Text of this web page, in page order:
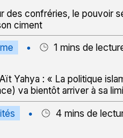
des confréries, le pouvoir
ciment
• 1 mins de
Yahya : « La politique
va bientôt arriver à sa
• 4 mins de